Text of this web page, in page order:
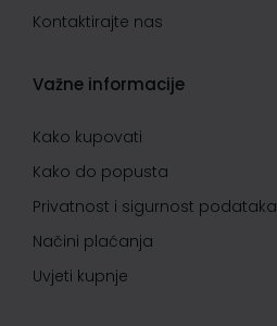
Kontaktirajte nas
Važne informacije
Kako kupovati
Kako do popusta
Privatnost i sigurnost podataka
Načini plaćanja
Uvjeti kupnje